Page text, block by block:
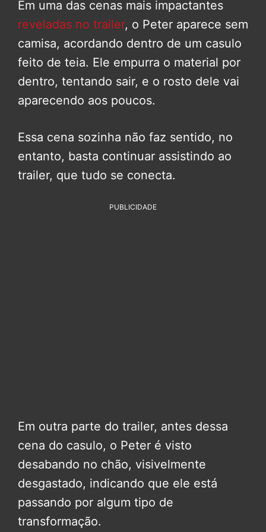
Em uma das cenas mais impactantes
reveladas no trailer, o Peter aparece sem
camisa, acordando dentro de um casulo
feito de teia. Ele empurra o material por
dentro, tentando sair, e o rosto dele vai
aparecendo aos poucos.
Essa cena sozinha não faz sentido, no
entanto, basta continuar assistindo ao
trailer, que tudo se conecta.
PUBLICIDADE
Em outra parte do trailer, antes dessa
cena do casulo, o Peter é visto
desabando no chão, visivelmente
desgastado, indicando que ele está
passando por algum tipo de
transformação.